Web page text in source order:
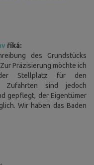
říká:
des Grundstücks
Präzisierung möchte ich
Stellplatz für den
Zufahrten sind jedoch
gepflegt, der Eigentümer
Wir haben das Baden
damit Sie diese